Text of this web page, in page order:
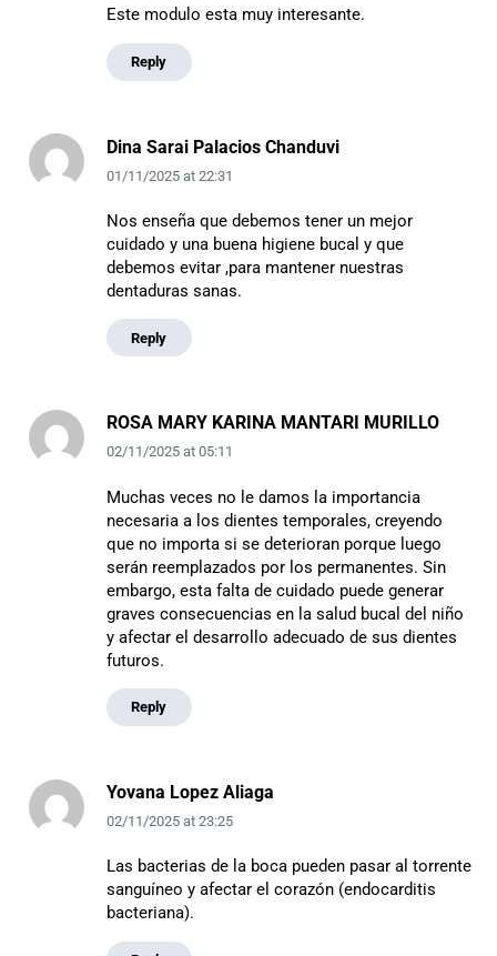
Este modulo esta muy interesante.
Reply
Dina Sarai Palacios Chanduvi
01/11/2025at 22:31
Nos enseña que debemos tener un mejor
cuidado y una buena higiene bucal y que
debemos evitar ,para mantener nuestras
dentaduras sanas.
Reply
ROSA MARY KARINA MANTARI MURILLO
02/11/2025at 05:11
Muchas veces no le damos la importancia
necesaria a los dientes temporales, creyendo
que no importa si se deterioran porque luego
serán reemplazados por los permanentes. Sin
embargo, esta falta de cuidado puede generar
graves consecuencias en la salud bucal del niño
y afectar el desarrollo adecuado de sus dientes
futuros.
Reply
Yovana Lopez Aliaga
02/11/2025at 23:25
Las bacterias de la boca pueden pasar al torrente
sanguíneo y afectar el corazón (endocarditis
bacteriana).